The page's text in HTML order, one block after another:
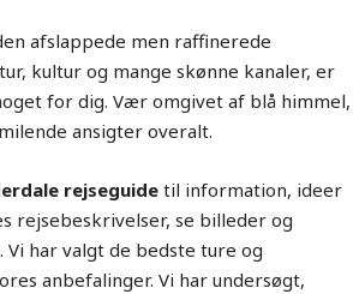
afslappede men raffinerede
kultur og mange skønne kanaler, er
for dig. Vær omgivet af blå himmel,
ansigter overalt.
rejseguide til information, ideer
rejsebeskrivelser, se billeder og
har valgt de bedste ture og
anbefalinger. Vi har undersøgt,